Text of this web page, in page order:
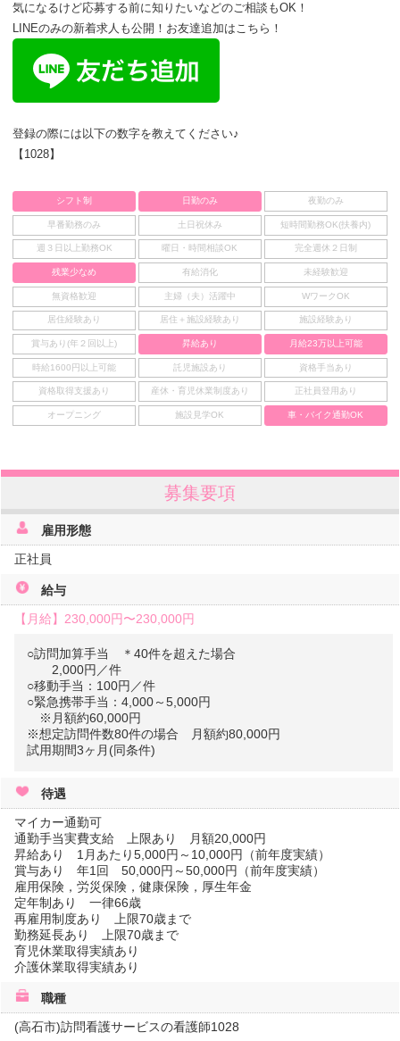
気になるけど応募する前に知りたいなどのご相談もOK！
LINEのみの新着求人も公開！お友達追加はこちら！
登録の際には以下の数字を教えてください♪
【1028】
シフト制 日勤のみ 夜勤のみ
早番勤務のみ 土日祝休み 短時間勤務OK(扶養内)
週３日以上勤務OK 曜日・時間相談OK 完全週休２日制
残業少なめ 有給消化 未経験歓迎
無資格歓迎 主婦（夫）活躍中 WワークOK
居住経験あり 居住＋施設経験あり 施設経験あり
賞与あり(年２回以上) 昇給あり 月給23万以上可能
時給1600円以上可能 託児施設あり 資格手当あり
資格取得支援あり 産休・育児休業制度あり 正社員登用あり
オープニング 施設見学OK 車・バイク通勤OK
募集要項
雇用形態
正社員
給与
【月給】 230,000円〜230,000円
○訪問加算手当 ＊40件を超えた場合
2,000円／件
○移動手当：100円／件
○緊急携帯手当：4,000～5,000円
※月額約60,000円
※想定訪問件数80件の場合 月額約80,000円
試用期間3ヶ月(同条件)
待遇
マイカー通勤可
通勤手当実費支給 上限あり 月額20,000円
昇給あり 1月あたり5,000円～10,000円（前年度実績）
賞与あり 年1回 50,000円～50,000円（前年度実績）
雇用保険，労災保険，健康保険，厚生年金
定年制あり 一律66歳
再雇用制度あり 上限70歳まで
勤務延長あり 上限70歳まで
育児休業取得実績あり
介護休業取得実績あり
職種
(高石市)訪問看護サービスの看護師1028